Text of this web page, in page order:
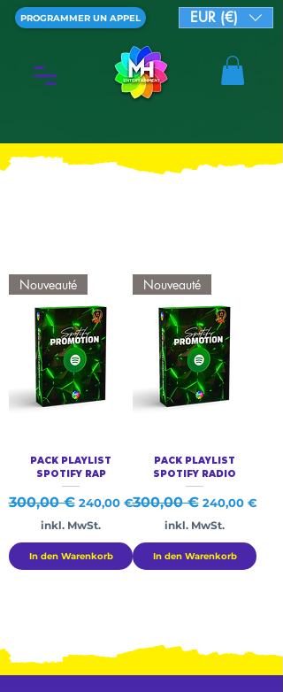
PROGRAMMER UN APPEL EUR (€)
Nouveauté
PACK PLAYLIST
SPOTIFY RAP
Standardpreis
300,00 € Sale-Preis
240,00 €
inkl. MwSt.
In den Warenkorb
Nouveauté
PACK PLAYLIST
SPOTIFY RADIO
Standardpreis
300,00 € Sale-Preis
240,00 €
inkl. MwSt.
In den Warenkorb